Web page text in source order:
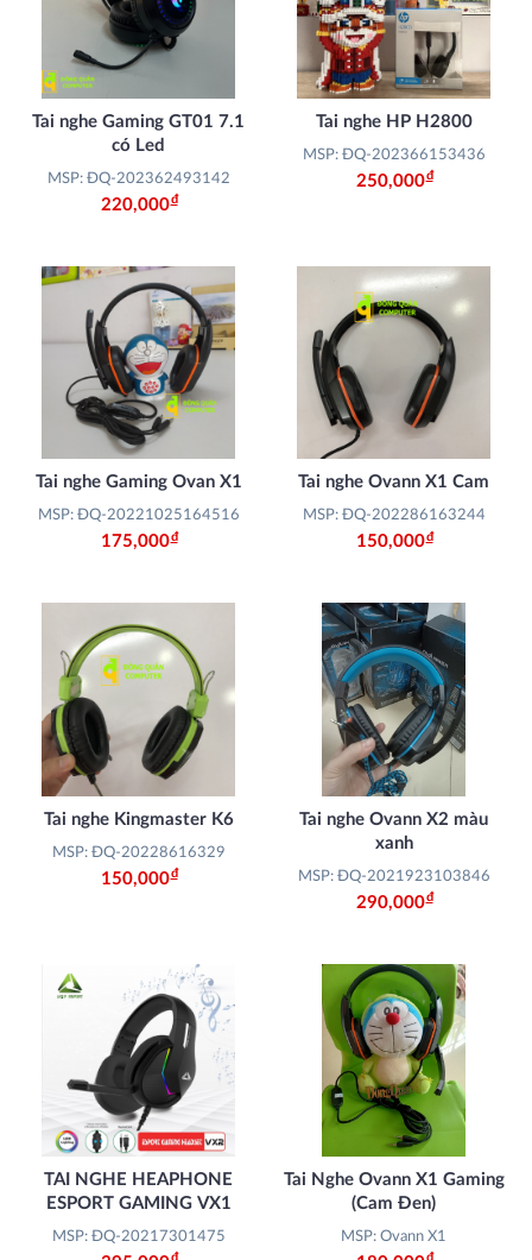
Tai nghe Gaming GT01 7.1
có Led
MSP: ĐQ-202362493142
220,000Đ
Tai nghe HP H2800
MSP: ĐQ-202366153436
250,000Đ
Tai nghe Gaming Ovan X1
MSP: ĐQ-20221025164516
175,000Đ
Tai nghe Ovann X1 Cam
MSP: ĐQ-202286163244
150,000Đ
Tai nghe Kingmaster K6
MSP: ĐQ-20228616329
150,000Đ
Tai nghe Ovann X2 màu
xanh
MSP: ĐQ-2021923103846
290,000Đ
TAI NGHE HEAPHONE
ESPORT GAMING VX1
MSP: ĐQ-20217301475
Tai Nghe Ovann X1 Gaming
(Cam Đen)
MSP: Ovann X1